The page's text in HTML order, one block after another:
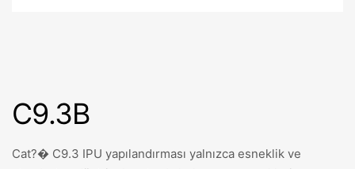
C9.3B
Cat?� C9.3 IPU yapılandırması yalnızca esneklik ve